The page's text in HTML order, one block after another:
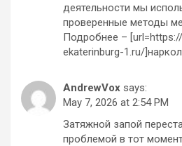
деятельности мы
проверенные методы
Подробнее –
ekaterinburg-1.ru/
AndrewVox says:
May 7, 2026 at 2:54 PM
Затяжной запой
проблемой в тот